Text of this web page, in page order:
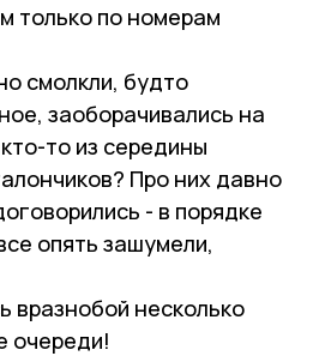
только по номерам
смолкли, будто
заоборачивались на
то из середины
Про них давно
- в порядке
опять зашумели,
вразнобой несколько
очереди!